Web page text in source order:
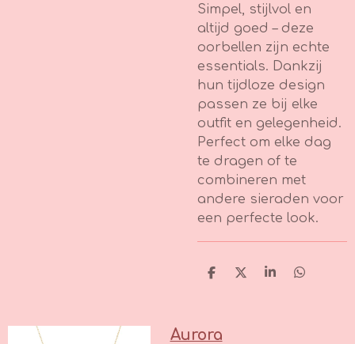
Simpel, stijlvol en
altijd goed – deze
oorbellen zijn echte
essentials. Dankzij
hun tijdloze design
passen ze bij elke
outfit en gelegenheid.
Perfect om elke dag
te dragen of te
combineren met
andere sieraden voor
een perfecte look.
D
n
D
S
D
Aurora